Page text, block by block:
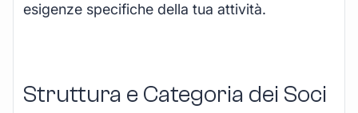
esigenze specifiche della tua attività.
Struttura e Categoria dei Soci